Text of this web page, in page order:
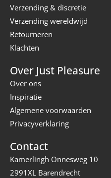
Verzending & discretie
Verzending wereldwijd
Retourneren
Klachten
Over Just Pleasure
Over ons
Inspiratie
Algemene voorwaarden
Privacyverklaring
Contact
Kamerlingh Onnesweg 10
2991XL Barendrecht